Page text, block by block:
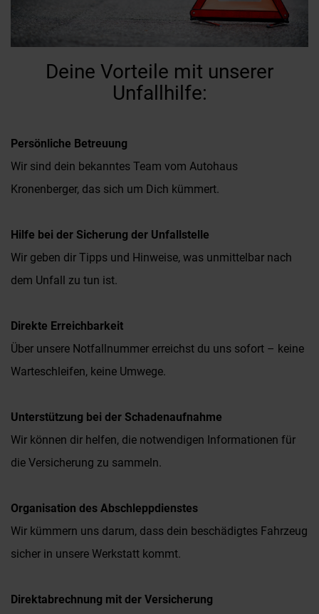
Deine Vorteile mit unserer
Unfallhilfe:
Persönliche Betreuung
Wir sind dein bekanntes Team vom Autohaus
Kronenberger, das sich um Dich kümmert.
Hilfe bei der Sicherung der Unfallstelle
Wir geben dir Tipps und Hinweise, was unmittelbar nach
dem Unfall zu tun ist.
Direkte Erreichbarkeit
Über unsere Notfallnummer erreichst du uns sofort – keine
Warteschleifen, keine Umwege.
Unterstützung bei der Schadenaufnahme
Wir können dir helfen, die notwendigen Informationen für
die Versicherung zu sammeln.
Organisation des Abschleppdienstes
Wir kümmern uns darum, dass dein beschädigtes Fahrzeug
sicher in unsere Werkstatt kommt.
Direktabrechnung mit der Versicherung